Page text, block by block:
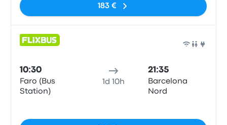
183 €
10:30
Faro (Bus
Station)
1d 10h
21:35
Barcelona
Nord